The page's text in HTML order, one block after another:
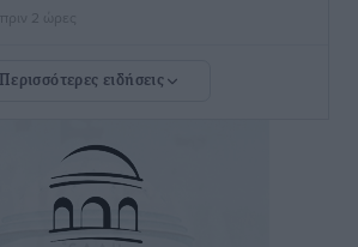
πριν 2 ώρες
Αυγούστου η τελετή εγκαινίων
του Άδωνι Γεωργιάδη
πριν 2 ώρες
του ΠΑΣΟΚ Νίκος Ανδρουλάκης
Περισσότερες ειδήσεις